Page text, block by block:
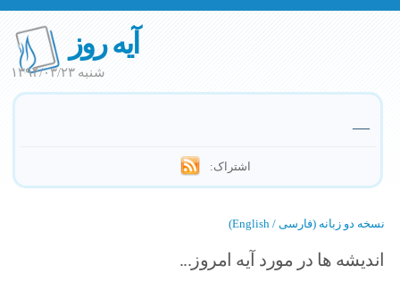
آیه روز
شنبه ۱۳۹۴/۰۳/۲۳
—
اشتراک:
نسخه دو زبانه (فارسی / English)
اندیشه ها در مورد آیه امروز...